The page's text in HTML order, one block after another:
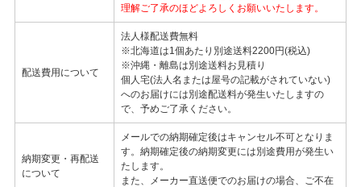
理解ご了承のほどよろしくお願いいたします。
配送費用について
法人様配送費無料
※北海道は1個あたり別途送料2200円(税込)
※沖縄・離島は別途送料お見積り
個人宅(法人名または屋号の記載がされていない)
へのお届けには別途配送料が発生いたしますの
で、予めご了承ください。
納期変更・再配送
について
メールでの納期確定後はキャンセル不可となりま
す。納期確定後の納期変更には別途費用が発生い
たします。
また、メーカー直送便でのお届けの場合、ご不在